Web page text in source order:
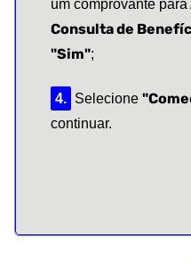
um comprovante
Consulta de
"Sim";
4. Selecione
continuar.